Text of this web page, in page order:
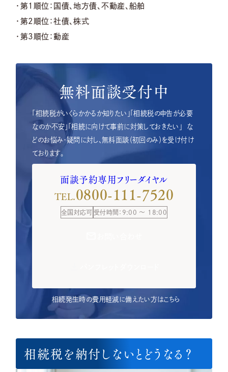
・第1順位：国債、地方債、不動産、船舶
・第2順位：社債、株式
・第3順位：動産
無料面談受付中
「相続税がいくらかかるか知りたい」「相続税の申告が必要
なのか不安」「相続に向けて事前に対策しておきたい」 な
どのお悩み・疑問に対し、無料面談（初回のみ）を受け付け
ております。
面談予約専用フリーダイヤル
TEL.0800-111-7520
全国対応可 受付時間：9:00 ～ 18:00
相続発生時の費用軽減に備えたい方はこちら
相続税を納付しないとどうなる？